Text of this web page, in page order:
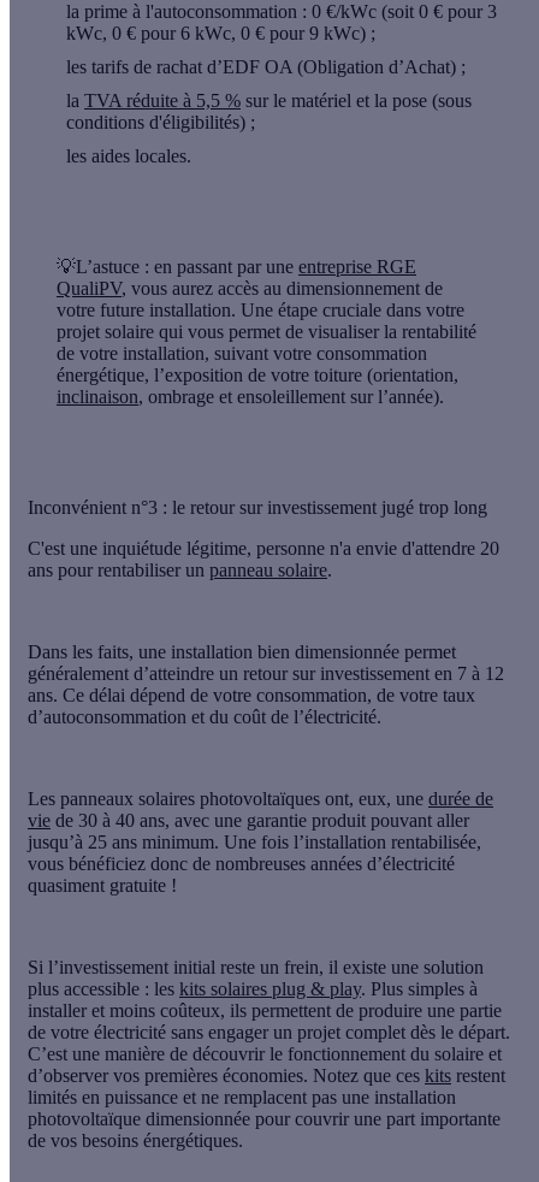
la prime à l'autoconsommation : 0 €/kWc (soit 0 € pour 3
kWc, 0 € pour 6 kWc, 0 € pour 9 kWc) ;
les tarifs de rachat d’EDF OA (Obligation d’Achat) ;
la TVA réduite à 5,5 % sur le matériel et la pose (sous
conditions d'éligibilités) ;
les aides locales.
💡L’astuce : en passant par une entreprise RGE
QualiPV, vous aurez accès au dimensionnement de
votre future installation. Une étape cruciale dans votre
projet solaire qui vous permet de visualiser la rentabilité
de votre installation, suivant votre consommation
énergétique, l’exposition de votre toiture (orientation,
inclinaison, ombrage et ensoleillement sur l’année).
Inconvénient n°3 : le retour sur investissement jugé trop long
C'est une inquiétude légitime, personne n'a envie d'attendre 20
ans pour rentabiliser un panneau solaire.
Dans les faits, une installation bien dimensionnée permet
généralement d’atteindre un retour sur investissement en 7 à 12
ans. Ce délai dépend de votre consommation, de votre taux
d’autoconsommation et du coût de l’électricité.
Les panneaux solaires photovoltaïques ont, eux, une durée de
vie de 30 à 40 ans, avec une garantie produit pouvant aller
jusqu’à 25 ans minimum. Une fois l’installation rentabilisée,
vous bénéficiez donc de nombreuses années d’électricité
quasiment gratuite !
Si l’investissement initial reste un frein, il existe une solution
plus accessible : les kits solaires plug & play. Plus simples à
installer et moins coûteux, ils permettent de produire une partie
de votre électricité sans engager un projet complet dès le départ.
C’est une manière de découvrir le fonctionnement du solaire et
d’observer vos premières économies. Notez que ces kits restent
limités en puissance et ne remplacent pas une installation
photovoltaïque dimensionnée pour couvrir une part importante
de vos besoins énergétiques.